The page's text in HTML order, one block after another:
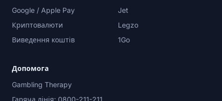
Google / Apple Pay
Криптовалюти
Виведення коштів
Jet
Legzo
1Go
Допомога
Gambling Therapy
Гаряча лінія: 0800-211-211